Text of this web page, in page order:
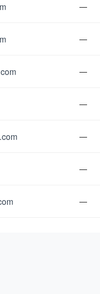
—
—
—
—
—
—
—